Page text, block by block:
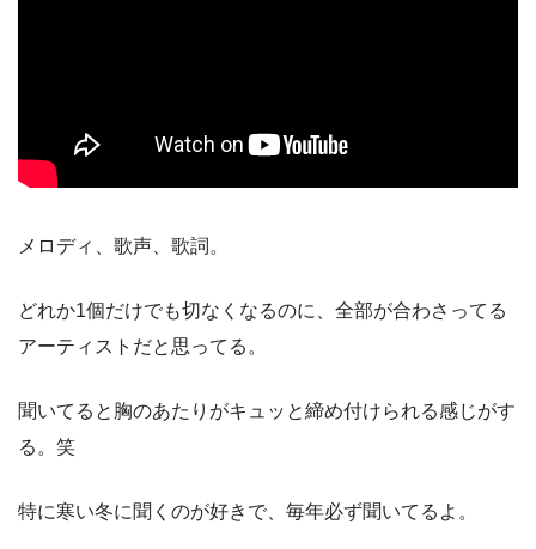
メロディ、歌声、歌詞。
どれか1個だけでも切なくなるのに、全部が合わさってる
アーティストだと思ってる。
聞いてると胸のあたりがキュッと締め付けられる感じがす
る。笑
特に寒い冬に聞くのが好きで、毎年必ず聞いてるよ。